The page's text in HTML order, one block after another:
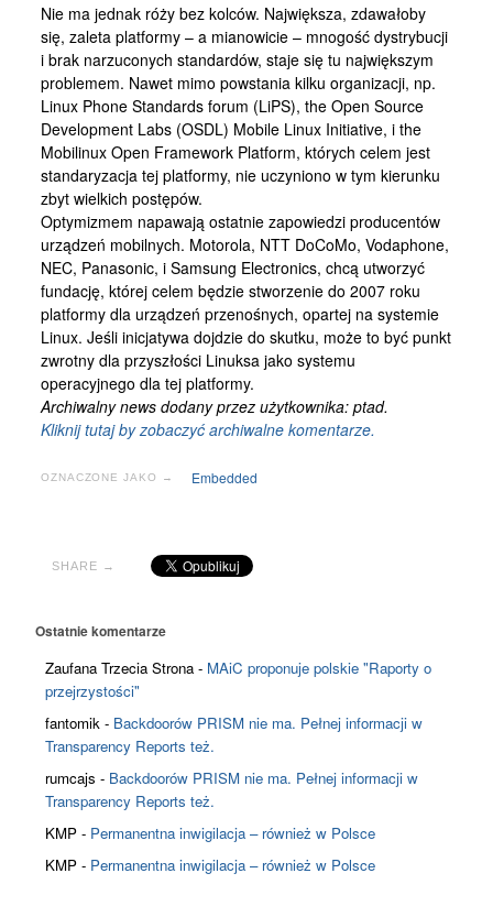
Nie ma jednak róży bez kolców. Największa, zdawałoby
się, zaleta platformy – a mianowicie – mnogość dystrybucji
i brak narzuconych standardów, staje się tu największym
problemem. Nawet mimo powstania kilku organizacji, np.
Linux Phone Standards forum (LiPS), the Open Source
Development Labs (OSDL) Mobile Linux Initiative, i the
Mobilinux Open Framework Platform, których celem jest
standaryzacja tej platformy, nie uczyniono w tym kierunku
zbyt wielkich postępów.
Optymizmem napawają ostatnie zapowiedzi producentów
urządzeń mobilnych. Motorola, NTT DoCoMo, Vodaphone,
NEC, Panasonic, i Samsung Electronics, chcą utworzyć
fundację, której celem będzie stworzenie do 2007 roku
platformy dla urządzeń przenośnych, opartej na systemie
Linux. Jeśli inicjatywa dojdzie do skutku, może to być punkt
zwrotny dla przyszłości Linuksa jako systemu
operacyjnego dla tej platformy.
Archiwalny news dodany przez użytkownika: ptad.
Kliknij tutaj by zobaczyć archiwalne komentarze.
OZNACZONE JAKO → Embedded
SHARE →
Ostatnie komentarze
Zaufana Trzecia Strona - MAiC proponuje polskie "Raporty o
przejrzystości"
fantomik - Backdoorów PRISM nie ma. Pełnej informacji w
Transparency Reports też.
rumcajs - Backdoorów PRISM nie ma. Pełnej informacji w
Transparency Reports też.
KMP - Permanentna inwigilacja – również w Polsce
KMP - Permanentna inwigilacja – również w Polsce